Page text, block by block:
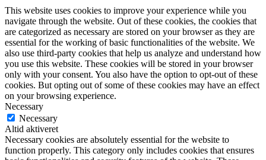
This website uses cookies to improve your experience while you
navigate through the website. Out of these cookies, the cookies that
are categorized as necessary are stored on your browser as they are
essential for the working of basic functionalities of the website. We
also use third-party cookies that help us analyze and understand how
you use this website. These cookies will be stored in your browser
only with your consent. You also have the option to opt-out of these
cookies. But opting out of some of these cookies may have an effect
on your browsing experience.
Necessary
Necessary
Altid aktiveret
Necessary cookies are absolutely essential for the website to
function properly. This category only includes cookies that ensures